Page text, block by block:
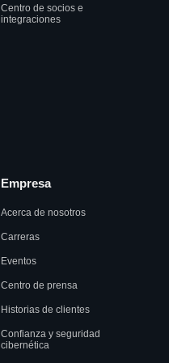
Centro de socios e
integraciones
Empresa
Acerca de nosotros
Carreras
Eventos
Centro de prensa
Historias de clientes
Confianza y seguridad
cibernética